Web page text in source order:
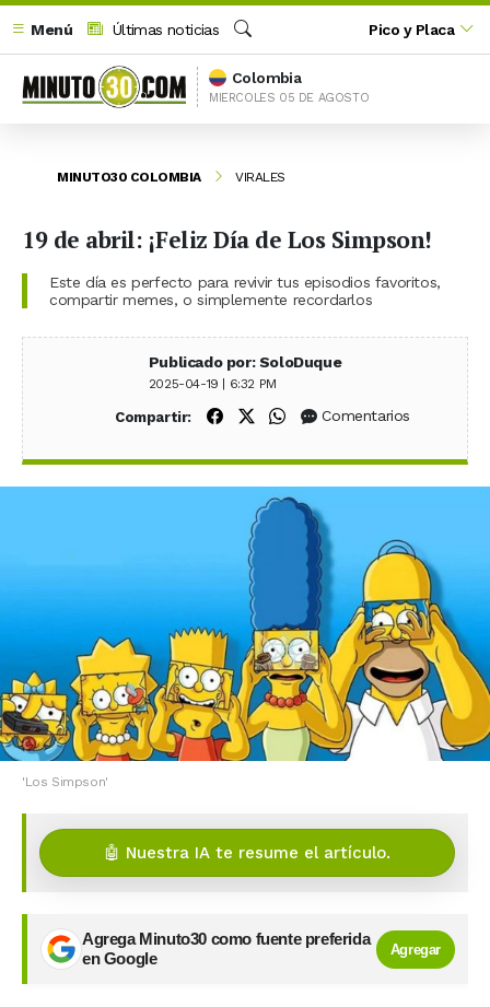
Menú
Últimas noticias
Buscar
Pico y Placa
Colombia
MIERCOLES 05 DE AGOSTO
MINUTO30 COLOMBIA VIRALES
19 de abril: ¡Feliz Día de Los Simpson!
Este día es perfecto para revivir tus episodios favoritos,
compartir memes, o simplemente recordarlos
Publicado por: SoloDuque
2025-04-19 | 6:32 PM
Compartir: Compartir en Facebook
Compartir en X (Twitter)
Compartir en WhatsApp
Comentarios
'Los Simpson'
🤖 Nuestra IA te resume el artículo.
Agrega Minuto30 como fuente preferida
en Google
Agregar